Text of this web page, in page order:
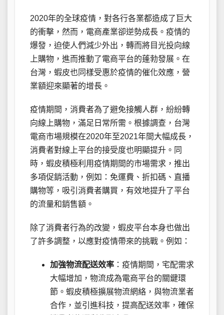
2020年的全球疫情，對各行各業都造成了巨大
的衝擊，然而，電商產業卻逆勢成長。疫情的
爆發，迫使人們減少外出，轉而將目光投向線
上購物，進而推動了電商平台的蓬勃發展。在
台灣，蝦皮也同樣受惠於疫情的催化效應，營
業額迎來顯著的增長。
疫情期間，消費者為了避免接觸人群，紛紛轉
向線上購物，滿足日常所需。根據調查，台灣
電商市場規模在2020年至2021年間大幅成長，
消費者對線上平台的接受度也明顯提升。同
時，蝦皮積極利用疫情期間的市場需求，推出
多項促銷活動，例如：免運費、折扣碼、直播
購物等，吸引消費者購買，有效地提升了平台
的流量和銷售額。
除了消費者行為的改變，蝦皮平台本身也做出
了許多調整，以應對疫情帶來的挑戰。例如：
加強物流配送效率 ：疫情期間，宅配需求
大幅增加，物流成為電商平台的關鍵環
節。蝦皮積極擴展物流網絡，與物流業者
合作，並引進科技，提高配送效率，確保